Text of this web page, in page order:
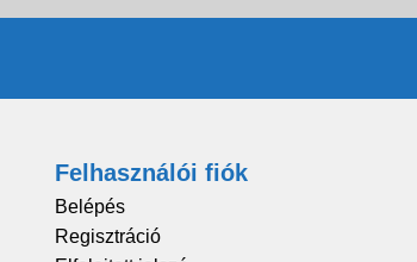
Felhasználói fiók
Belépés
Regisztráció